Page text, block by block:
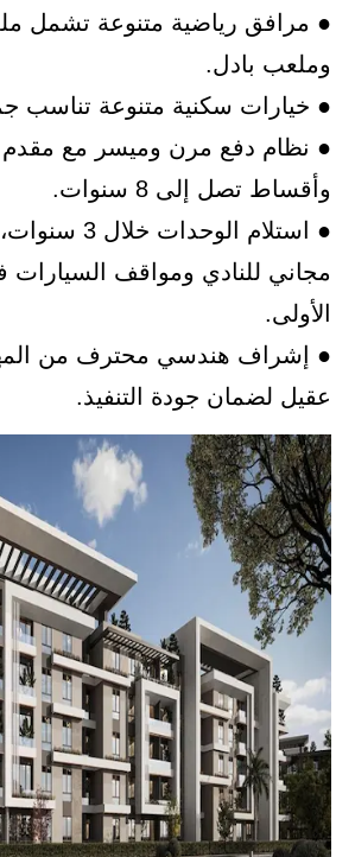
● مرافق رياضية متنوعة تشمل
وملعب بادل.
● خيارات سكنية متنوعة تناسب
وأقساط تصل إلى 8 سنوات.
● استلام
مجاني للنادي ومواقف السيارات
الأولى.
● إشراف هندسي محترف من
عقيل لضمان جودة التنفيذ.